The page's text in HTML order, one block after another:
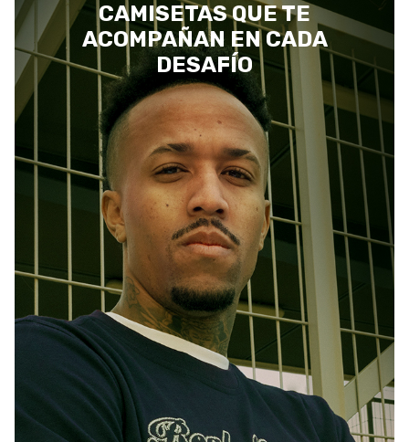
CAMISETAS QUE TE
ACOMPAÑAN EN CADA
DESAFÍO